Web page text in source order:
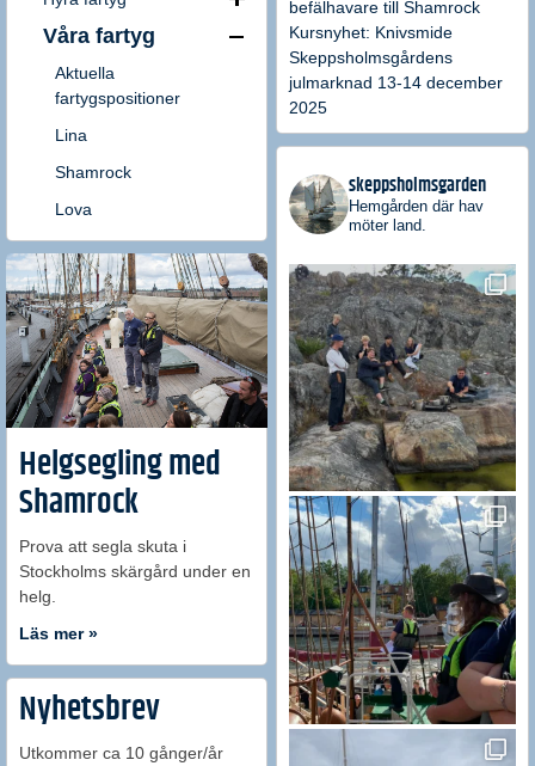
Våra fartyg
Aktuella
fartygspositioner
Lina
Shamrock
Lova
Helgsegling med
Shamrock
Prova att segla skuta i
Stockholms skärgård under en
helg.
Läs mer »
Nyhetsbrev
Utkommer ca 10 gånger/år
befälhavare till Shamrock
Kursnyhet: Knivsmide
Skeppsholmsgårdens
julmarknad 13-14 december
2025
skeppsholmsgarden
Hemgården där hav
möter land.